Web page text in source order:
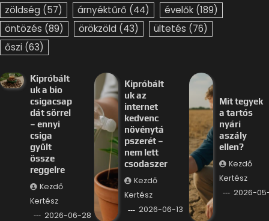
zöldség (57) árnyéktűrő (44) évelők (189)
öntözés (89) örökzöld (43) ültetés (76)
őszi (63)
Kipróbált
uk a bio
csigacsap
dát sörrel
– ennyi
csiga
gyűlt
össze
reggelre
Kezdő
Kertész
2026-06-28
Kipróbált
uk az
internet
kedvenc
növénytá
pszerét –
nem lett
csodaszer
Kezdő
Kertész
2026-06-13
Mit tegyek
a tartós
nyári
aszály
ellen?
Kezdő
Kertész
2026-